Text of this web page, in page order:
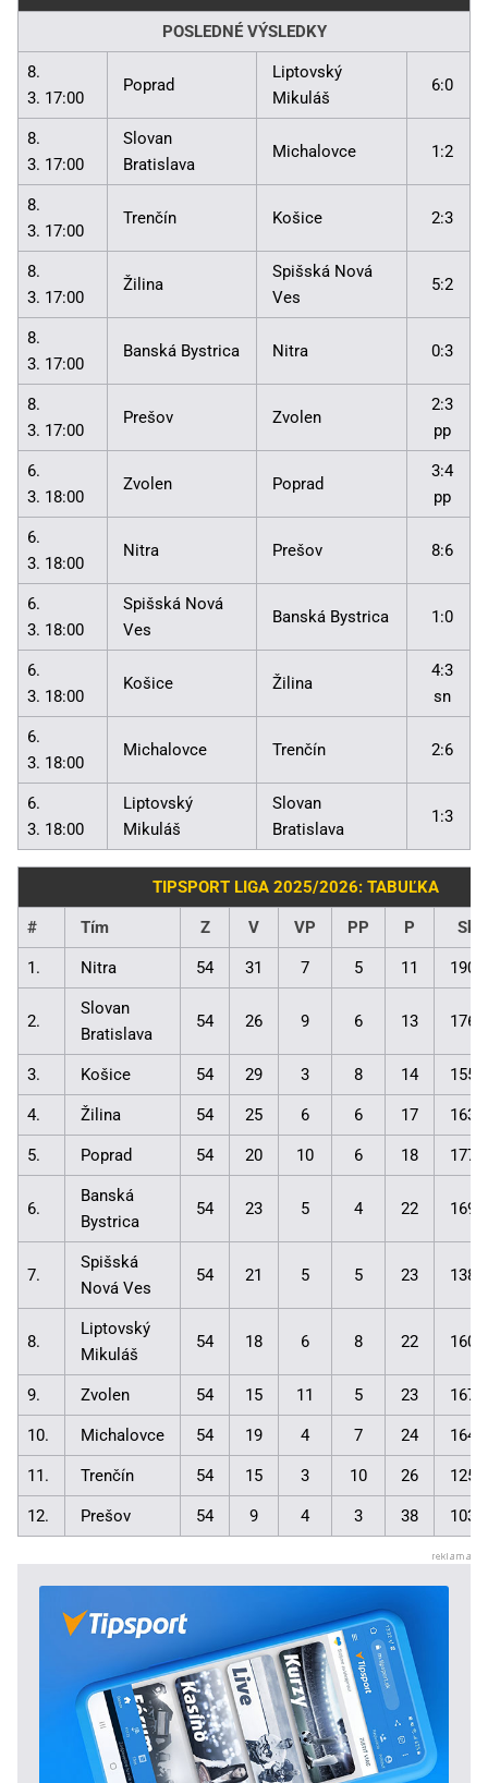
POSLEDNÉ VÝSLEDKY
8.
3. 17:00
Poprad
Liptovský
Mikuláš
6:0
8.
3. 17:00
Slovan
Bratislava
Michalovce 1:2
8.
3. 17:00
Trenčín Košice 2:3
8.
3. 17:00
Žilina
Spišská Nová
Ves
5:2
8.
3. 17:00
Banská Bystrica Nitra 0:3
8.
3. 17:00
Prešov Zvolen
2:3
pp
6.
3. 18:00
Zvolen Poprad
3:4
pp
6.
3. 18:00
Nitra Prešov 8:6
6.
3. 18:00
Spišská Nová
Ves
Banská Bystrica 1:0
6.
3. 18:00
Košice Žilina
4:3
sn
6.
3. 18:00
Michalovce Trenčín 2:6
6.
3. 18:00
Liptovský
Mikuláš
Slovan
Bratislava
1:3
TIPSPORT LIGA 2025/2026: TABUĽKA
# Tím Z V VP PP P
1. Nitra 54 31 7 5 11
2.
Slovan
Bratislava
54 26 9 6 13
3. Košice 54 29 3 8 14
4. Žilina 54 25 6 6 17
5. Poprad 54 20 10 6 18
6.
Banská
Bystrica
54 23 5 4 22
7.
Spišská
Nová Ves
54 21 5 5 23
8.
Liptovský
Mikuláš
54 18 6 8 22
9. Zvolen 54 15 11 5 23
10. Michalovce 54 19 4 7 24
11. Trenčín 54 15 3 10 26
12. Prešov 54 9 4 3 38